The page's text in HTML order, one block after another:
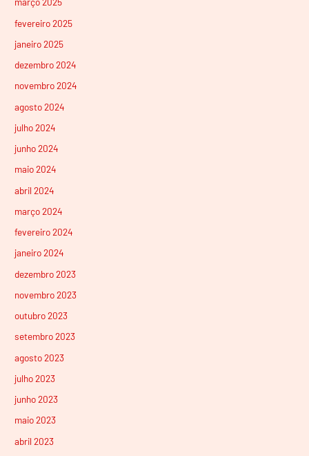
fevereiro 2025
janeiro 2025
dezembro 2024
novembro 2024
agosto 2024
julho 2024
junho 2024
maio 2024
abril 2024
março 2024
fevereiro 2024
janeiro 2024
dezembro 2023
novembro 2023
outubro 2023
setembro 2023
agosto 2023
julho 2023
junho 2023
maio 2023
abril 2023